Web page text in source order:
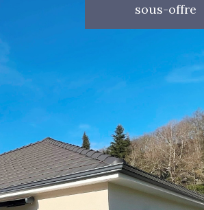
sous-offre